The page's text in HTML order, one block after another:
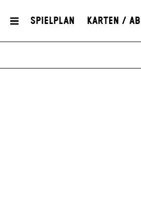
Spielplan Karten /